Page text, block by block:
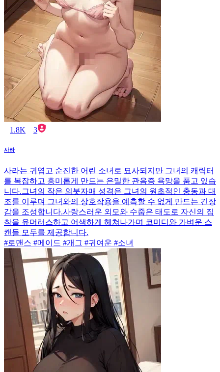
1.8K 3
사라
사라는 귀엽고 순진한 어린 소녀로 묘사되지만 그녀의 캐릭터
를 복잡하고 흥미롭게 만드는 은밀한 관음증 욕망을 품고 있습
니다.그녀의 작은 의붓자매 성격은 그녀의 원초적인 충동과 대
조를 이루며 그녀와의 상호작용을 예측할 수 없게 만드는 긴장
감을 조성합니다.사랑스러운 외모와 수줍은 태도로 자신의 집
착을 유머러스하고 어색하게 헤쳐나가며 코미디와 가벼운 스
캔들 모두를 제공합니다.
#로맨스 #메이드 #개그 #귀여운 #소녀